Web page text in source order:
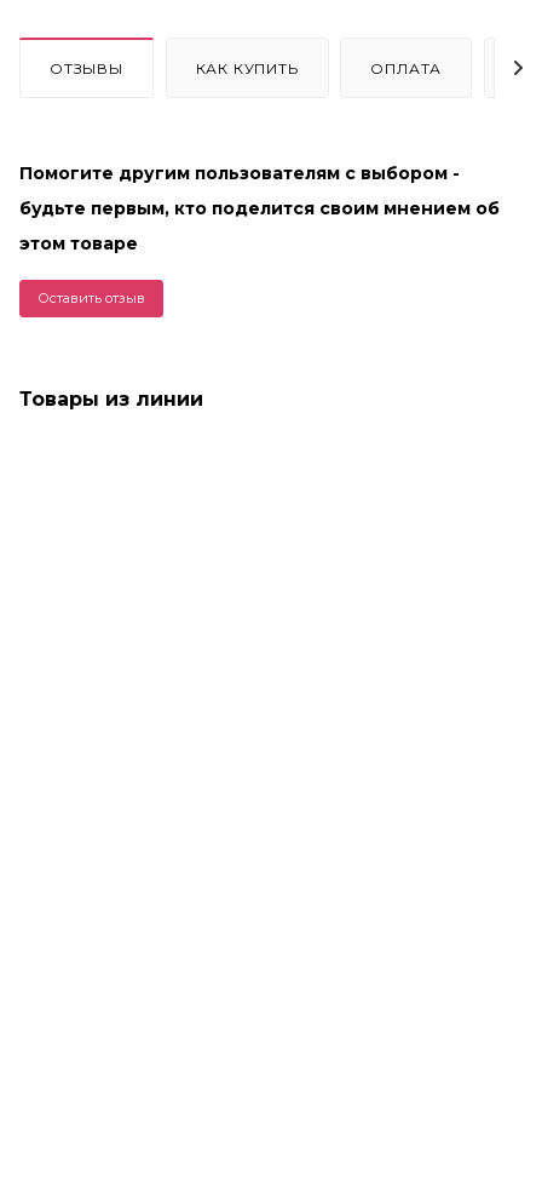
ОТЗЫВЫ КАК КУПИТЬ ОПЛАТА
Помогите другим пользователям с выбором -
будьте первым, кто поделится своим мнением об
этом товаре
Оставить отзыв
Товары из линии